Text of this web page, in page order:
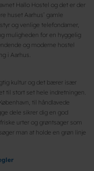
Hallo Hostel og det er der
huset Aarhus’ gamle
og venlige telefondamer,
muligheden for en hyggelig
og moderne hostel
i Aarhus.
kultur og det bærer især
til stort set hele indretningen.
til håndlavede
dele sikrer dig en god
urter og grøntsager som
man at holde en grøn linje